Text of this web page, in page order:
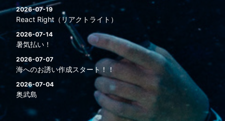
2026-07-19
React Right（リアクトライト）
2026-07-14
暑気払い！
2026-07-07
海へのお誘い作成スタート！！
2026-07-04
奥武島